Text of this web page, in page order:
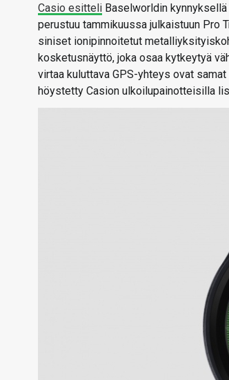
Casio esitteli Baselworldin
perustuu tammikuussa julkaistuun Pro
siniset ionipinnoitetut
kosketusnäyttö, joka osaa kytkeytyä
virtaa kuluttava GPS-yhteys ovat
höystetty Casion ulkoilupainotteisilla